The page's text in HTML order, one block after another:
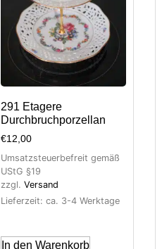
291 Etagere
Durchbruchporzellan
€12,00
Umsatzsteuerbefreit gemäß
UStG §19
zzgl. Versand
Lieferzeit: ca. 3-4 Werktage
In den Warenkorb